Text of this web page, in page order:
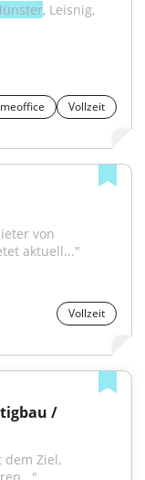
, Leisnig,
Vollzeit
von
aktuell..."
Vollzeit
dem Ziel,